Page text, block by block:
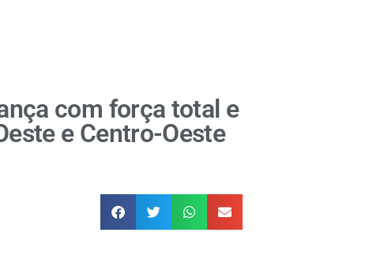
com força total e
e Centro-Oeste